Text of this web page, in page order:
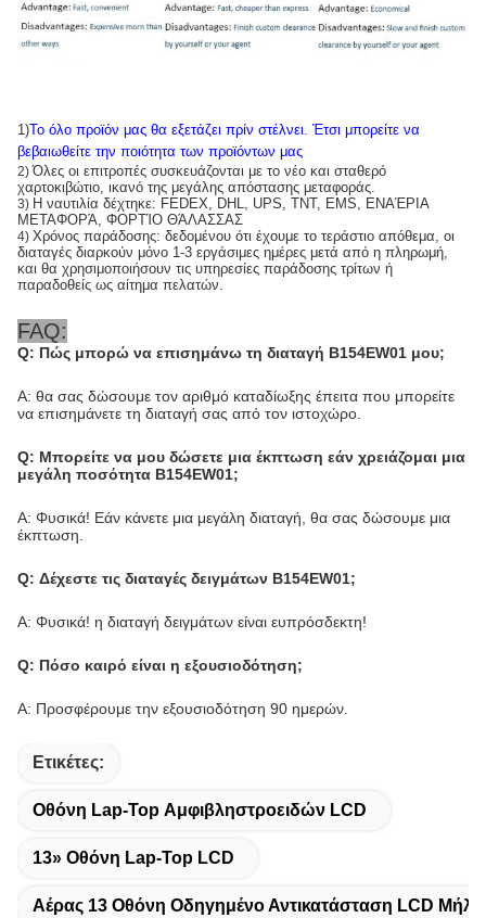
1)Το όλο προϊόν μας θα εξετάζει πρίν στέλνει. Έτσι μπορείτε να
βεβαιωθείτε την ποιότητα των προϊόντων μας
2)Όλες οι επιτροπές συσκευάζονται με το νέο και σταθερό
χαρτοκιβώτιο, ικανό της μεγάλης απόστασης μεταφοράς.
3) Η ναυτιλία δέχτηκε: FEDEX, DHL, UPS, TNT, EMS, ΕΝΑΈΡΙΑ
ΜΕΤΑΦΟΡΆ, ΦΟΡΤΊΟ ΘΆΛΑΣΣΑΣ
4) Χρόνος παράδοσης: δεδομένου ότι έχουμε το τεράστιο απόθεμα, οι
διαταγές διαρκούν μόνο 1-3 εργάσιμες ημέρες μετά από η πληρωμή,
και θα χρησιμοποιήσουν τις υπηρεσίες παράδοσης τρίτων ή
παραδοθείς ως αίτημα πελατών.
FAQ:
Q: Πώς μπορώ να επισημάνω τη διαταγή B154EW01 μου;
Α: θα σας δώσουμε τον αριθμό καταδίωξης έπειτα που μπορείτε
να επισημάνετε τη διαταγή σας από τον ιστοχώρο.
Q: Μπορείτε να μου δώσετε μια έκπτωση εάν χρειάζομαι μια
μεγάλη ποσότητα B154EW01;
Α: Φυσικά! Εάν κάνετε μια μεγάλη διαταγή, θα σας δώσουμε μια
έκπτωση.
Q: Δέχεστε τις διαταγές δειγμάτων B154EW01;
Α: Φυσικά! η διαταγή δειγμάτων είναι ευπρόσδεκτη!
Q: Πόσο καιρό είναι η εξουσιοδότηση;
Α: Προσφέρουμε την εξουσιοδότηση 90 ημερών.
Ετικέτες:
Οθόνη Lap-Top Αμφιβληστροειδών LCD
13» Οθόνη Lap-Top LCD
Αέρας 13 Οθόνη Οδηγημένο Αντικατάσταση LCD